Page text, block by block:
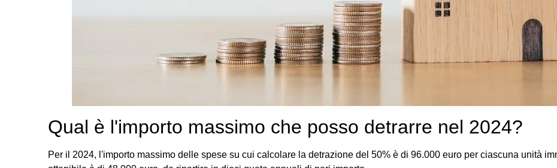
Qual è l'importo massimo che posso detrarre nel 2024?
Per il 2024, l'importo massimo delle spese su cui calcolare la detrazione del 50% è di 96.000 euro per ciascuna unità